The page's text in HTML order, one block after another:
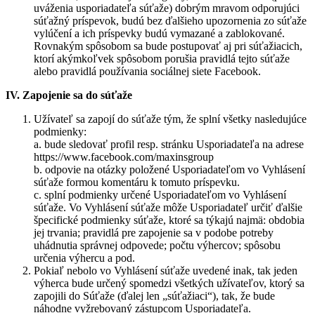
uváženia usporiadateľa súťaže) dobrým mravom odporujúci
súťažný príspevok, budú bez ďalšieho upozornenia zo súťaže
vylúčení a ich príspevky budú vymazané a zablokované.
Rovnakým spôsobom sa bude postupovať aj pri súťažiacich,
ktorí akýmkoľvek spôsobom porušia pravidlá tejto súťaže
alebo pravidlá používania sociálnej siete Facebook.
IV. Zapojenie sa do súťaže
Užívateľ sa zapojí do súťaže tým, že splní všetky nasledujúce
podmienky:
a. bude sledovať profil resp. stránku Usporiadateľa na adrese
https://www.facebook.com/maxinsgroup
b. odpovie na otázky položené Usporiadateľom vo Vyhlásení
súťaže formou komentáru k tomuto príspevku.
c. splní podmienky určené Usporiadateľom vo Vyhlásení
súťaže. Vo Vyhlásení súťaže môže Usporiadateľ určiť ďalšie
špecifické podmienky súťaže, ktoré sa týkajú najmä: obdobia
jej trvania; pravidlá pre zapojenie sa v podobe potreby
uhádnutia správnej odpovede; počtu výhercov; spôsobu
určenia výhercu a pod.
Pokiaľ nebolo vo Vyhlásení súťaže uvedené inak, tak jeden
výherca bude určený spomedzi všetkých užívateľov, ktorý sa
zapojili do Súťaže (ďalej len „súťažiaci“), tak, že bude
náhodne vyžrebovaný zástupcom Usporiadateľa.